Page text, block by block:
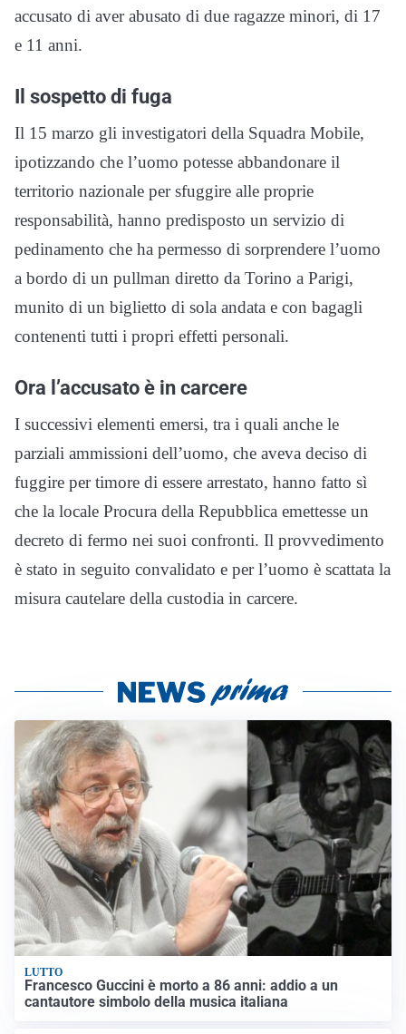
accusato di aver abusato di due ragazze minori, di 17
e 11 anni.
Il sospetto di fuga
Il 15 marzo gli investigatori della Squadra Mobile,
ipotizzando che l’uomo potesse abbandonare il
territorio nazionale per sfuggire alle proprie
responsabilità, hanno predisposto un servizio di
pedinamento che ha permesso di sorprendere l’uomo
a bordo di un pullman diretto da Torino a Parigi,
munito di un biglietto di sola andata e con bagagli
contenenti tutti i propri effetti personali.
Ora l’accusato è in carcere
I successivi elementi emersi, tra i quali anche le
parziali ammissioni dell’uomo, che aveva deciso di
fuggire per timore di essere arrestato, hanno fatto sì
che la locale Procura della Repubblica emettesse un
decreto di fermo nei suoi confronti. Il provvedimento
è stato in seguito convalidato e per l’uomo è scattata la
misura cautelare della custodia in carcere.
LUTTO
Francesco Guccini è morto a 86 anni: addio a un
cantautore simbolo della musica italiana